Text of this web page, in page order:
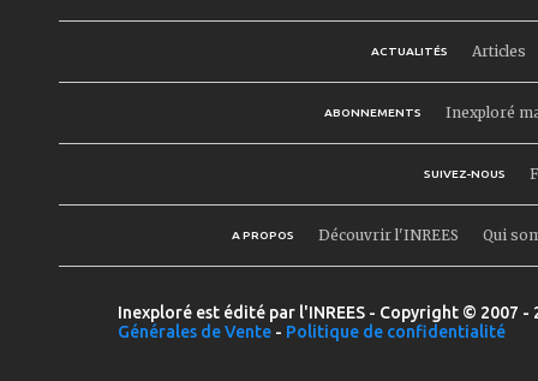
ACTUALITÉS Articles
ABONNEMENTS Inexploré
SUIVEZ-NOUS
A PROPOS Découvrir l'INREES Qui
Inexploré est édité par l'INREES - Copyright © 2007
Générales de Vente - Politique de confidentialité